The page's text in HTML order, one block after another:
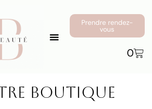
Prendre rendez-
vous
0
Boutique